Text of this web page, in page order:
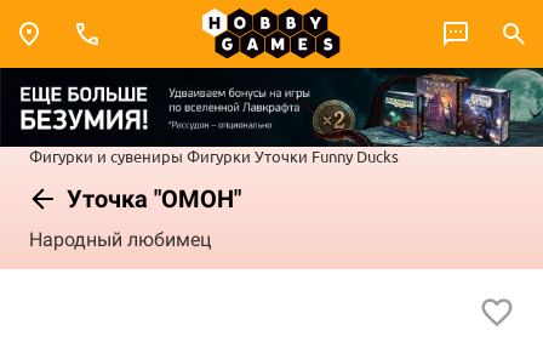
Фигурки и сувениры Фигурки Уточки Funny Ducks
Уточка "ОМОН"
Народный любимец